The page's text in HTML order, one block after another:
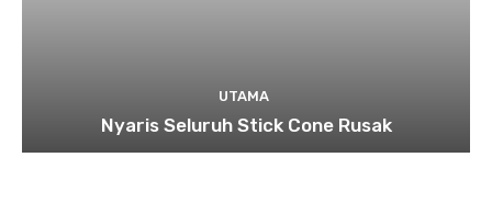
UTAMA
Nyaris Seluruh Stick Cone Rusak